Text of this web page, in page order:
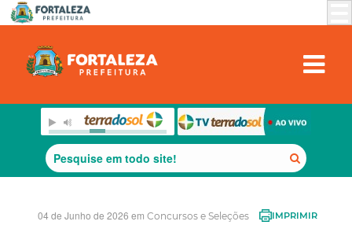
04 de Junho de 2026 em Concursos e Seleções IMPRIMIR